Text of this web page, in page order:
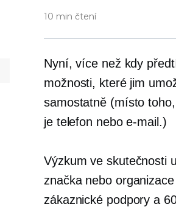
10 min čtení
Nyní, více než kdy
možnosti, které jim
samostatně (místo
je telefon nebo e-mail.)
Výzkum ve skutečnosti
značka nebo
zákaznické podpory a